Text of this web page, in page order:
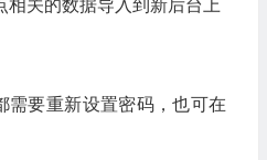
相关的数据导入到新后台上
需要重新设置密码，也可在